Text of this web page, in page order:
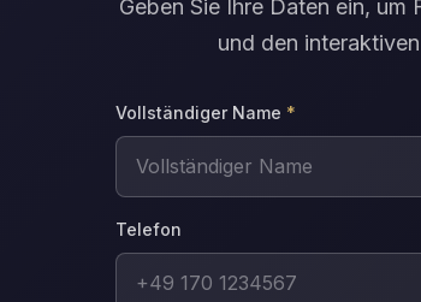
Geben Sie Ihre Daten ein,
und den
Vollständiger Name *
Telefon